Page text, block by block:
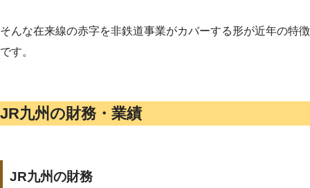
そんな在来線の赤字を非鉄道事業がカバーする形が近年の特徴
です。
JR九州の財務・業績
JR九州の財務